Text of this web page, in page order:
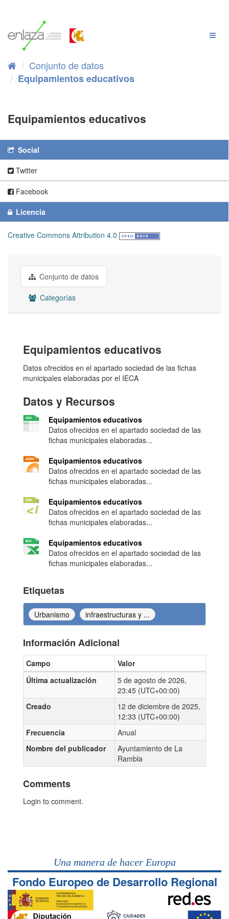
Conjunto de datos
Equipamientos educativos
Equipamientos educativos
Social
Twitter
Facebook
Licencia
Creative Commons Attribution 4.0
Conjunto de datos
Categorías
Equipamientos educativos
Datos ofrecidos en el apartado sociedad de las fichas
municipales elaboradas por el IECA
Datos y Recursos
Equipamientos educativos
Datos ofrecidos en el apartado sociedad de las
fichas municipales elaboradas...
Equipamientos educativos
Datos ofrecidos en el apartado sociedad de las
fichas municipales elaboradas...
Equipamientos educativos
Datos ofrecidos en el apartado sociedad de las
fichas municipales elaboradas...
Equipamientos educativos
Datos ofrecidos en el apartado sociedad de las
fichas municipales elaboradas...
Etiquetas
Urbanismo infraestructuras y ...
Información Adicional
Información Adicional
Campo
Valor
Última actualización
5 de agosto de 2026,
23:45 (UTC+00:00)
Creado
12 de diciembre de 2025,
12:33 (UTC+00:00)
Frecuencia
Anual
Nombre del publicador
Ayuntamiento de La
Rambla
Comments
Login to comment.
Una manera de hacer Europa
Fondo Europeo de Desarrollo Regional